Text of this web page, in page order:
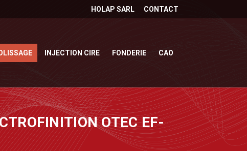
HOLAP SARL CONTACT
INJECTION CIRE FONDERIE CAO
OTEC EF-